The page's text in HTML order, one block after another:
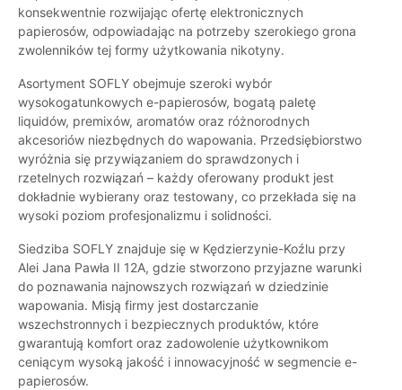
konsekwentnie rozwijając ofertę elektronicznych
papierosów, odpowiadając na potrzeby szerokiego grona
zwolenników tej formy użytkowania nikotyny.
Asortyment SOFLY obejmuje szeroki wybór
wysokogatunkowych e-papierosów, bogatą paletę
liquidów, premixów, aromatów oraz różnorodnych
akcesoriów niezbędnych do wapowania. Przedsiębiorstwo
wyróżnia się przywiązaniem do sprawdzonych i
rzetelnych rozwiązań – każdy oferowany produkt jest
dokładnie wybierany oraz testowany, co przekłada się na
wysoki poziom profesjonalizmu i solidności.
Siedziba SOFLY znajduje się w Kędzierzynie-Koźlu przy
Alei Jana Pawła II 12A, gdzie stworzono przyjazne warunki
do poznawania najnowszych rozwiązań w dziedzinie
wapowania. Misją firmy jest dostarczanie
wszechstronnych i bezpiecznych produktów, które
gwarantują komfort oraz zadowolenie użytkownikom
ceniącym wysoką jakość i innowacyjność w segmencie e-
papierosów.